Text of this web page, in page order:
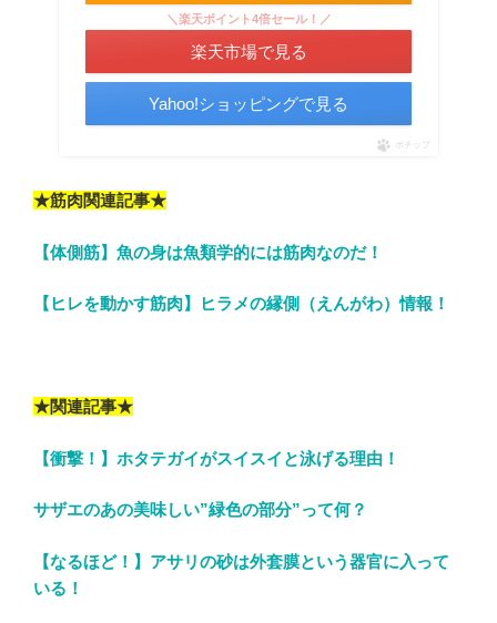
＼楽天ポイント4倍セール！／
楽天市場で見る
Yahoo!ショッピングで見る
ポチップ
★筋肉関連記事★
【体側筋】魚の身は魚類学的には筋肉なのだ！
【ヒレを動かす筋肉】ヒラメの縁側（えんがわ）情報！
★関連記事★
【衝撃！】ホタテガイがスイスイと泳げる理由！
サザエのあの美味しい”緑色の部分”って何？
【なるほど！】アサリの砂は外套膜という器官に入って
いる！